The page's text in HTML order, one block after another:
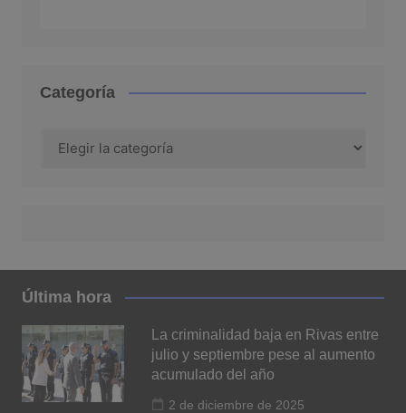
Categoría
Última hora
La criminalidad baja en Rivas entre
julio y septiembre pese al aumento
acumulado del año
2 de diciembre de 2025